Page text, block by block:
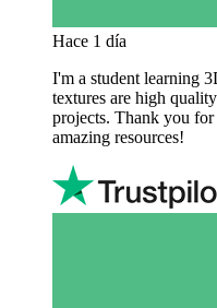
Hace 1 día
I'm a student learning
textures are high
projects. Thank you
amazing resources!